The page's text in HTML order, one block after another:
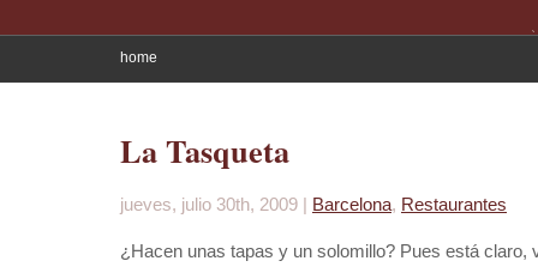
home
La Tasqueta
jueves, julio 30th, 2009 | Barcelona, Restaurantes
¿Hacen unas tapas y un solomillo? Pues está claro,